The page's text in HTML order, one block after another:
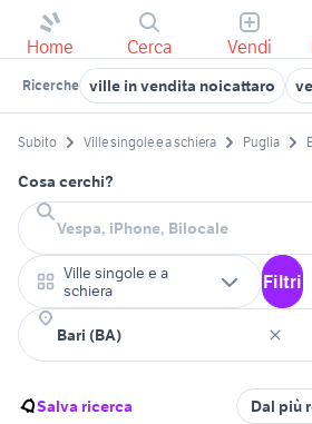
Home Cerca Vendi
Ricerche ville in vendita noicattaro
Subito Ville singole e a schiera Puglia
Cosa cerchi?
Ville singole e a
schiera
Filtri
Salva ricerca Dal più